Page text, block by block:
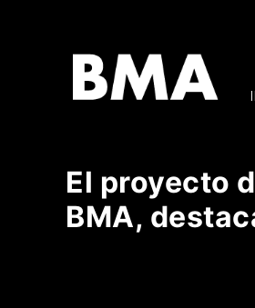
El proyecto
BMA,